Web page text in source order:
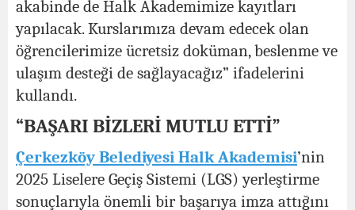
akabinde de Halk Akademimize kayıtları
yapılacak. Kurslarımıza devam edecek olan
öğrencilerimize ücretsiz doküman, beslenme ve
ulaşım desteği de sağlayacağız” ifadelerini
kullandı.
“BAŞARI BİZLERİ MUTLU ETTİ”
Çerkezköy Belediyesi Halk Akademisi’nin
2025 Liselere Geçiş Sistemi (LGS) yerleştirme
sonuçlarıyla önemli bir başarıya imza attığını